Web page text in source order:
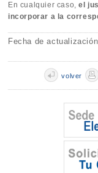
En cualquier caso,el
incorporar a la
Fecha de
volver